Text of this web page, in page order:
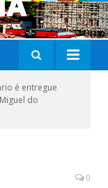
é entregue
do
0